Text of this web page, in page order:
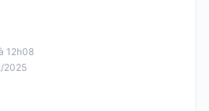
12h08
2025